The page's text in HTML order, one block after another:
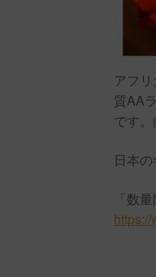
アフ
質AA
です
日本
「数